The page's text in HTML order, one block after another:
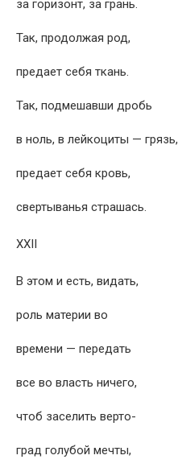
за горизонт, за грань.
Так, продолжая род,
предает себя ткань.
Так, подмешавши дробь
в ноль, в лейкоциты — грязь,
предает себя кровь,
свертыванья страшась.
XXII
В этом и есть, видать,
роль материи во
времени — передать
все во власть ничего,
чтоб заселить верто-
град голубой мечты,